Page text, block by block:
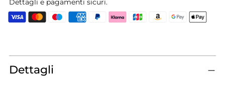
prodotto
al
Dettagli